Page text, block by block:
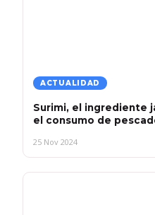
ACTUALIDAD
Surimi, el ingrediente
el consumo de
25 Nov 2024